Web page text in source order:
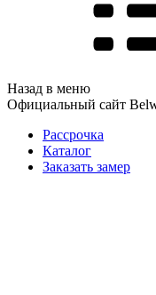
Назад в меню
Официальный сайт
Рассрочка
Каталог
Заказать замер